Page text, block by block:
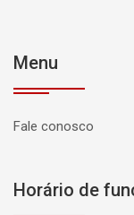
Menu
Fale conosco
Horário de